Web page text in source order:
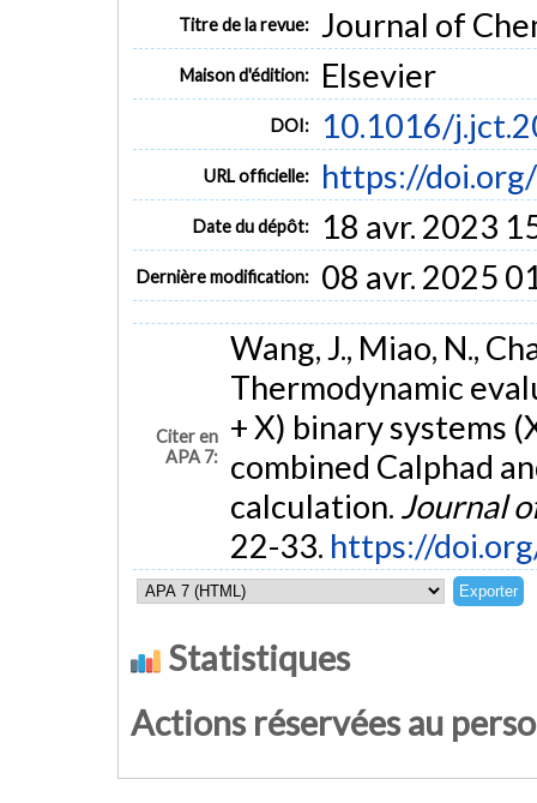
Titre de la revue: Journal of
Maison d'édition: Elsevier
DOI: 10.1016/
URL officielle: https://
Date du dépôt: 18 avr. 2023
Dernière modification: 08 avr. 2025
Citer en
APA 7:
Wang, J., Miao, N.,
Thermodynamic
+ X) binary systems
combined Calphad
calculation. Journal
22-33. https://
Statistiques
Actions réservées au